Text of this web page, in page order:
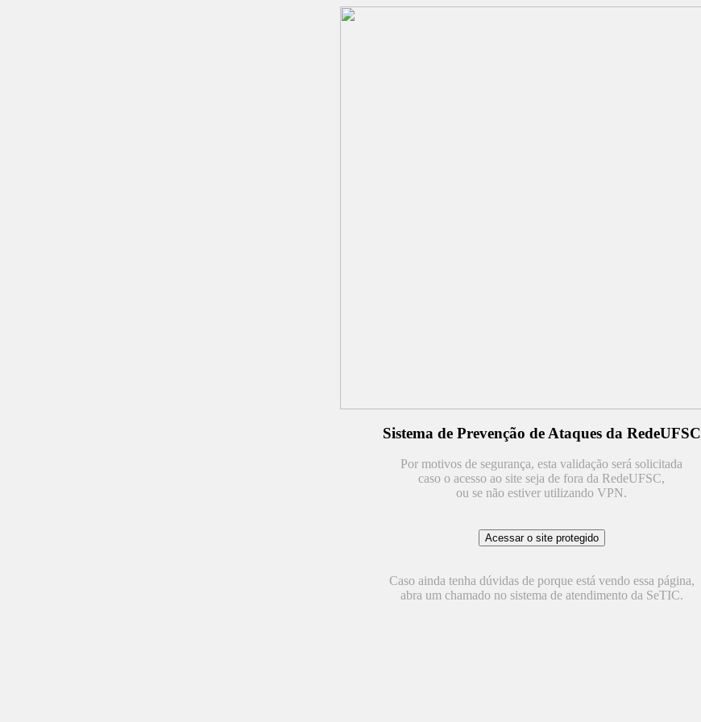
Sistema de Prevenção de Ataques da RedeUFSC
Por motivos de segurança, esta validação será solicitada
caso o acesso ao site seja de fora da RedeUFSC,
ou se não estiver utilizando VPN.
Caso ainda tenha dúvidas de porque está vendo essa página,
abra um chamado no sistema de atendimento da SeTIC.